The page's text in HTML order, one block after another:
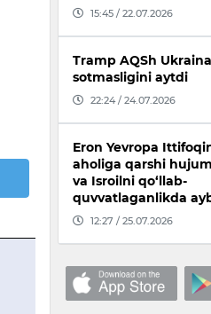
15:45 / 22.07.2026
Tramp AQSh
sotmasligini aytdi
22:24 / 24.07.2026
Eron Yevropa
aholiga qarshi
va Isroilni qo‘llab-
quvvatlaganlikda
12:27 / 25.07.2026